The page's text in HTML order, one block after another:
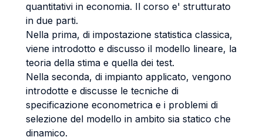
quantitativi in economia. Il corso e' strutturato
in due parti.
Nella prima, di impostazione statistica classica,
viene introdotto e discusso il modello lineare, la
teoria della stima e quella dei test.
Nella seconda, di impianto applicato, vengono
introdotte e discusse le tecniche di
specificazione econometrica e i problemi di
selezione del modello in ambito sia statico che
dinamico.